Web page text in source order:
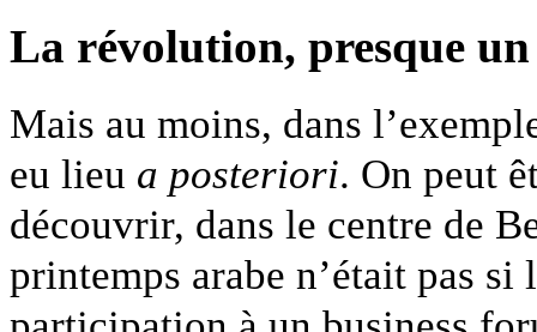
La révolution, presque
Mais au moins, dans
eu lieu a posteriori. On peut
découvrir, dans le centre de
printemps arabe n’était pas